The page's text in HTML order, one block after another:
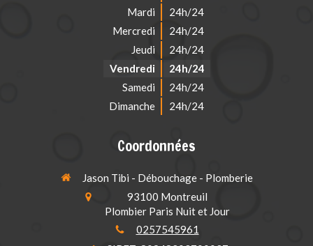
Mardi
24h/24
Mercredi
24h/24
Jeudi
24h/24
Vendredi
24h/24
Samedi
24h/24
Dimanche
24h/24
Coordonnées
Jason Tibi - Débouchage - Plomberie
93100 Montreuil
Plombier Paris Nuit et Jour
0257545961